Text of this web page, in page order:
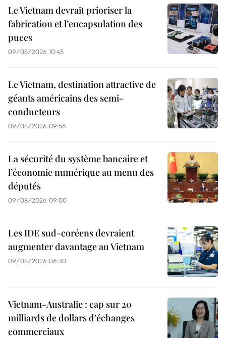
Le Vietnam devrait prioriser la
fabrication et l’encapsulation des
puces
09/08/2026 10:45
Le Vietnam, destination attractive de
géants américains des semi-
conducteurs
09/08/2026 09:56
La sécurité du système bancaire et
l’économie numérique au menu des
députés
09/08/2026 09:00
Les IDE sud-coréens devraient
augmenter davantage au Vietnam
09/08/2026 06:30
Vietnam-Australie : cap sur 20
milliards de dollars d’échanges
commerciaux